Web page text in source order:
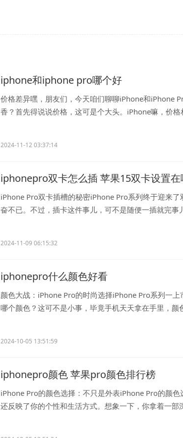
iphone和iphone pro哪个好
价格差异嘿，朋友们，今天咱们聊聊iPhone和iPhone
香？首先得说说价格，这可是个大头。iPhone嘛，价
2024-11-12 03:37:14
iphonepro双卡怎么插 苹果15双卡设置在
iPhone Pro双卡插槽的秘密iPhone Pro系列终于迎来
奋不已。不过，插卡这件事儿，可不是随便一插就完事
2024-11-09 06:15:32
iphonepro什么颜色好看
颜色大战：iPhone Pro的时尚选择iPhone Pro系列一
哪个颜色？这可不是小事，毕竟手机天天拿在手里，颜
2024-10-05 13:51:59
iphonepro颜色 苹果pro颜色排行榜
iPhone Pro的颜色选择：不只是外表iPhone Pro的颜
还反映了你的个性和生活方式。想象一下，你拿着一